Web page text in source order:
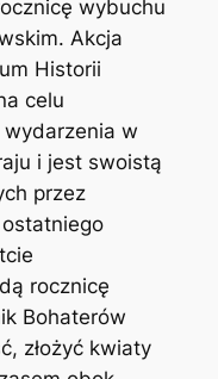
wybuchu
Akcja
Historii
celu
w
i jest swoistą
przez
rocznicę
Bohaterów
złożyć kwiaty